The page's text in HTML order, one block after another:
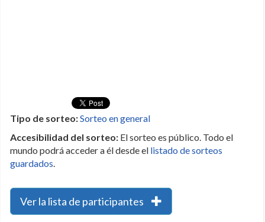
Tipo de sorteo:Sorteo en general
Accesibilidad del sorteo: El sorteo es público. Todo el
mundo podrá acceder a él desde el listado de sorteos
guardados.
Ver la lista de participantes